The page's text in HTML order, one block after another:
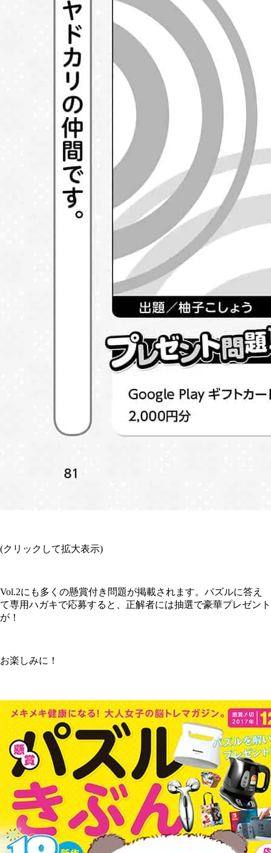
(クリックして拡大表示)
Vol.2にも多くの懸賞付き問題が掲載されます。パズルに答え
て専用ハガキで応募すると、正解者には抽選で豪華プレゼント
が！
お楽しみに！